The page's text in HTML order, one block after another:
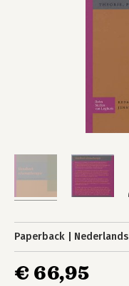
Paperback Nederlands
€ 66,95